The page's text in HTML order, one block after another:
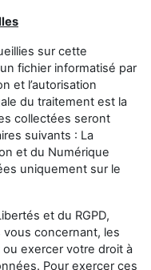
sur cette
fichier informatisé par
et l’autorisation
du traitement est la
collectées seront
suivants : La
et du Numérique
uniquement sur le
et du RGPD,
concernant, les
exercer votre droit à
Pour exercer ces